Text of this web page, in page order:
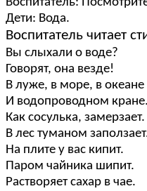
Воспитатель:
Дети: Вода.
Воспитатель читает
Вы слыхали о воде?
Говорят, она везде!
В луже, в море, в океане
И водопроводном кране.
Как сосулька, замерзает.
В лес туманом
На плите у вас кипит.
Паром чайника шипит.
Растворяет сахар в чае.